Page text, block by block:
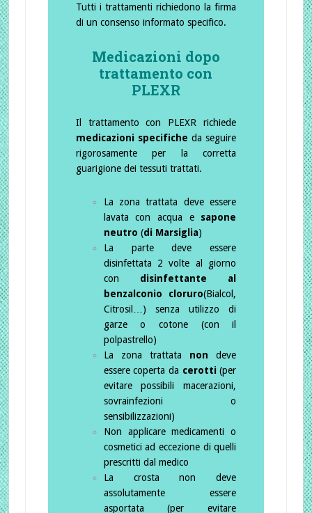
Tutti i trattamenti richiedono la firma
di un consenso informato specifico.
Medicazioni dopo
trattamento con
PLEXR
Il trattamento con PLEXR richiede
medicazioni specifiche da seguire
rigorosamente per la corretta
guarigione dei tessuti trattati.
La zona trattata deve essere
lavata con acqua e sapone
neutro (di Marsiglia)
La parte deve essere
disinfettata 2 volte al giorno
con disinfettante al
benzalconio cloruro(Bialcol,
Citrosil…) senza utilizzo di
garze o cotone (con il
polpastrello)
La zona trattata non deve
essere coperta da cerotti(per
evitare possibili macerazioni,
sovrainfezioni o
sensibilizzazioni)
Non applicare medicamenti o
cosmetici ad eccezione di quelli
prescritti dal medico
La crosta non deve
assolutamente essere
asportata (per evitare